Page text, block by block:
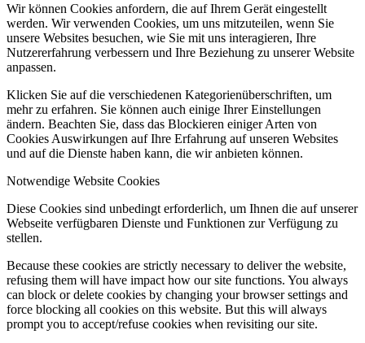
Wir können Cookies anfordern, die auf Ihrem Gerät eingestellt
werden. Wir verwenden Cookies, um uns mitzuteilen, wenn Sie
unsere Websites besuchen, wie Sie mit uns interagieren, Ihre
Nutzererfahrung verbessern und Ihre Beziehung zu unserer Website
anpassen.
Klicken Sie auf die verschiedenen Kategorienüberschriften, um
mehr zu erfahren. Sie können auch einige Ihrer Einstellungen
ändern. Beachten Sie, dass das Blockieren einiger Arten von
Cookies Auswirkungen auf Ihre Erfahrung auf unseren Websites
und auf die Dienste haben kann, die wir anbieten können.
Notwendige Website Cookies
Diese Cookies sind unbedingt erforderlich, um Ihnen die auf unserer
Webseite verfügbaren Dienste und Funktionen zur Verfügung zu
stellen.
Because these cookies are strictly necessary to deliver the website,
refusing them will have impact how our site functions. You always
can block or delete cookies by changing your browser settings and
force blocking all cookies on this website. But this will always
prompt you to accept/refuse cookies when revisiting our site.